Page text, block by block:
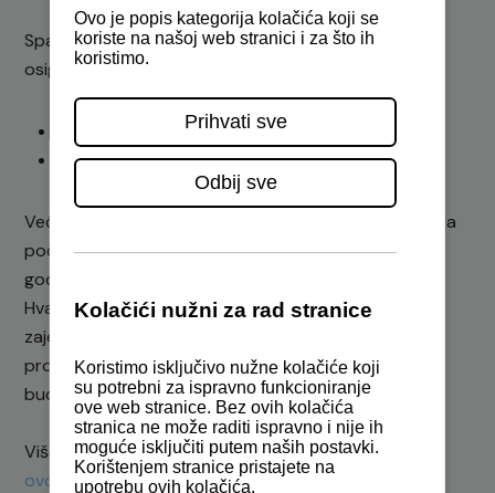
Spajanjem dva kraka lukobrana u jedinstvenu cjelinu
osigurat će se:
veća zaštita od nevremena,
bolji uvjeti za putnički, teretni i nautički promet.
Već idući tjedan uvodimo izvođača radova u posao, a
početak glavne faze projekta slijedi u siječnju 2026.
godine.
Hvala
Glasu Istre na sjajnoj organizaciji i prilici da
zajedno s kolegama iz državnih institucija, županije i
prometnog sektora razgovaramo o prometnoj
budućnosti Istre.
Više o projektu i porukama s konferencije pročitajte
ovdje